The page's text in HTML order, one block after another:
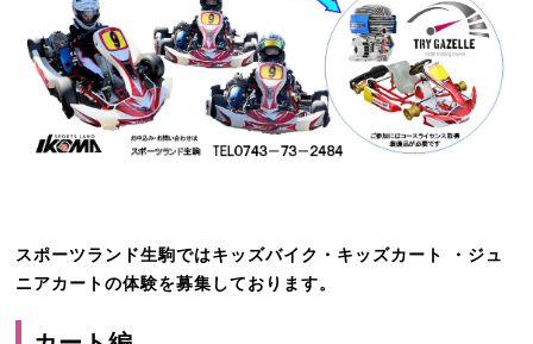
スポーツランド生駒ではキッズバイク・キッズカート ・ジュ
ニアカートの体験を募集しております。